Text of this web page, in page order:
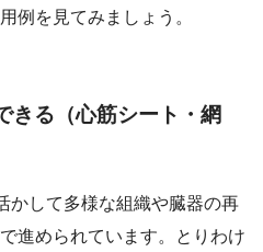
例を見てみましょう。
きる（心筋シート・網
かして多様な組織や臓器の再
進められています。とりわけ